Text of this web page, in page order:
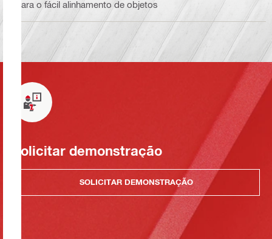
Para o fácil alinhamento de objetos
Solicitar demonstração
SOLICITAR DEMONSTRAÇÃO